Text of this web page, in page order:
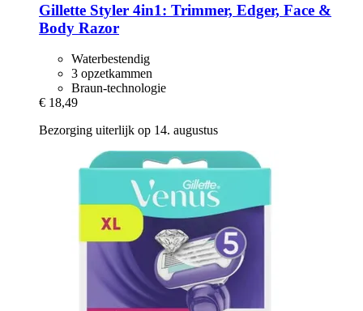
Gillette Styler 4in1: Trimmer, Edger, Face &
Body Razor
Waterbestendig
3 opzetkammen
Braun-technologie
€ 18,49
Bezorging uiterlijk op 14. augustus